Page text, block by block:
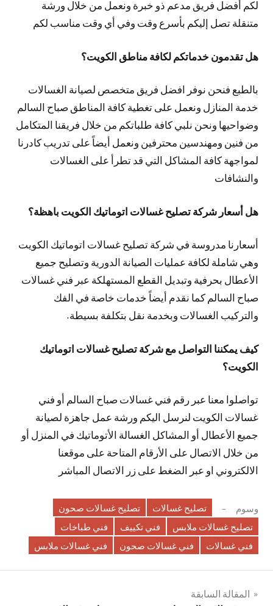
لكم أفضل فريق مدعم ذو خبرة ونعمل من خلال ورشة
متنقلة تصل إليكم بأسرع وقت وفي أي وقت مناسب لكم
هل تقدمون خدماتكم لكافة مناطق الكويت؟
بالطبع فنحن نوفر افضل فريق متخصص لصيانة الغسالات
خدمة المنازل ونعمل على تغطية كافة المناطق صباح السالم
وضواحيها ونحن نلبي كافة طلباتكم من خلال فريقنا المتكامل
من فنين ومهندسين محترفين ونعمل أيضاً على تدريب كادرنا
لمواجهة كافة المشاكل التي قد تطرأ على الغسالات
والنشافات
هل أسعار شركة تصليح غسالات اتوماتيك الكويت باهظة؟
أسعارنا مدروسة في شركة تصليح غسالات اتوماتيك الكويت
وهي شاملة لكافة عمليات الصيانة الدورية وتصليح جميع
الأعطال بحرفية وتبديل القطع المستهلكة عبر فني غسالات
صباح السالم كما نقدم أيضاً خدمات خاصة في الفك
والتركيب الغسالات وبخدمة نقل بتكلفة بسيطة.
كيف يمكننا التواصل مع شركة تصليح غسالات اتوماتيك
الكويت؟
تواصلوا معنا عبر رقم فني غسالات صباح السالم أو فني
غسالات الكويت لنرسل اليكم ورشة عمل جاهزة لصيانة
جميع الأعطال أو المشاكل الغسالة الأتوماتيك في المنزل أو
من خلال الاتصال على الأرقام المتاحة على موقعنا
الالكتروني او عبر الضغط على زر الاتصال المباشر
وسوم تصليح غسالات
تصليح غسالات صحون
تصليح غسالات ملابس
فني تكييف
فني طباخات
فني غسالات
فني غسالات صحون فني غسالات ملابس
تصفّح
المقالة السابقة